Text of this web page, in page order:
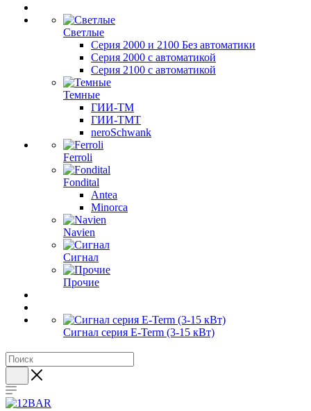
Светлые
Серия 2000 и 2100 Без автоматики
Серия 2000 с автоматикой
Серия 2100 с автоматикой
Темные
ГИИ-ТМ
ГИИ-ТМТ
neroSchwank
Ferroli
Fondital
Antea
Minorca
Navien
Сигнал
Прочие
Сигнал серия E-Term (3-15 кВт)